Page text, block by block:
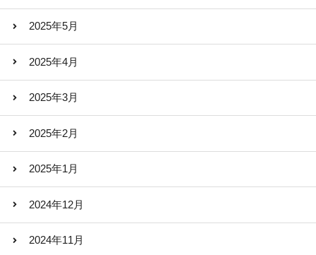
2025年5月
2025年4月
2025年3月
2025年2月
2025年1月
2024年12月
2024年11月